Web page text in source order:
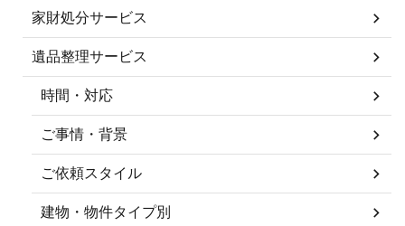
家財処分サービス
遺品整理サービス
時間・対応
ご事情・背景
ご依頼スタイル
建物・物件タイプ別